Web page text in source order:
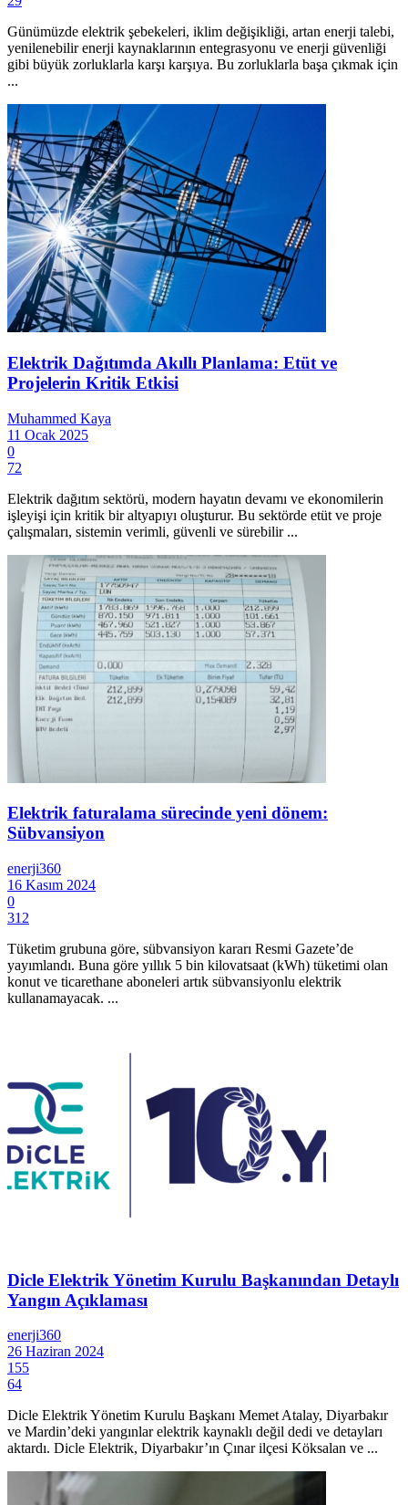
Günümüzde elektrik şebekeleri, iklim değişikliği, artan enerji talebi,
yenilenebilir enerji kaynaklarının entegrasyonu ve enerji güvenliği
gibi büyük zorluklarla karşı karşıya. Bu zorluklarla başa çıkmak için
...
Elektrik Dağıtımda Akıllı Planlama: Etüt ve
Projelerin Kritik Etkisi
Muhammed Kaya
11 Ocak 2025
0
72
Elektrik dağıtım sektörü, modern hayatın devamı ve ekonomilerin
işleyişi için kritik bir altyapıyı oluşturur. Bu sektörde etüt ve proje
çalışmaları, sistemin verimli, güvenli ve sürebilir ...
Elektrik faturalama sürecinde yeni dönem:
Sübvansiyon
enerji360
16 Kasım 2024
0
312
Tüketim grubuna göre, sübvansiyon kararı Resmi Gazete’de
yayımlandı. Buna göre yıllık 5 bin kilovatsaat (kWh) tüketimi olan
konut ve ticarethane aboneleri artık sübvansiyonlu elektrik
kullanamayacak. ...
Dicle Elektrik Yönetim Kurulu Başkanından Detaylı
Yangın Açıklaması
enerji360
26 Haziran 2024
155
64
Dicle Elektrik Yönetim Kurulu Başkanı Memet Atalay, Diyarbakır
ve Mardin’deki yangınlar elektrik kaynaklı değil dedi ve detayları
aktardı. Dicle Elektrik, Diyarbakır’ın Çınar ilçesi Köksalan ve ...